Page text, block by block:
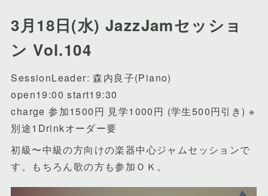
3月18日(水) JazzJamセッショ
ン Vol.104
SessionLeader: 森内良子(Piano)
open19:00 start19:30
charge 参加1500円 見学1000円 (学生500円引き) ※
別途1Drinkオーダー要
初級〜中級の方向けの楽器中心ジャムセッションで
す。もちろん歌の方も参加ＯＫ。